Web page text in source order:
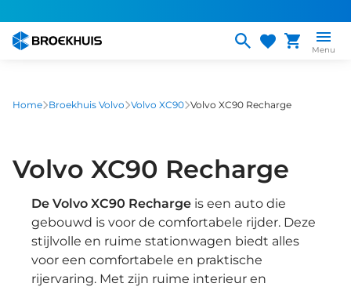
naar
gaan
Menu
Home Broekhuis Volvo Volvo XC90 Volvo XC90 Recharge
Volvo XC90 Recharge
De Volvo XC90 Recharge is een auto die
gebouwd is voor de comfortabele rijder. Deze
stijlvolle en ruime stationwagen biedt alles
voor een comfortabele en praktische
rijervaring. Met zijn ruime interieur en